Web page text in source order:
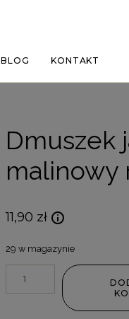
BLOG KONTAKT
Dmuszek
malinowy
11,90 zł
29 w magazynie